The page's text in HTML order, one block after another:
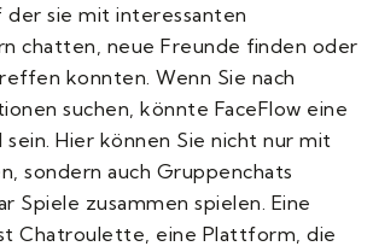
der sie mit interessanten
chatten, neue Freunde finden oder
konnten. Wenn Sie nach
suchen, könnte FaceFlow eine
Hier können Sie nicht nur mit
sondern auch Gruppenchats
Spiele zusammen spielen. Eine
Chatroulette, eine Plattform, die